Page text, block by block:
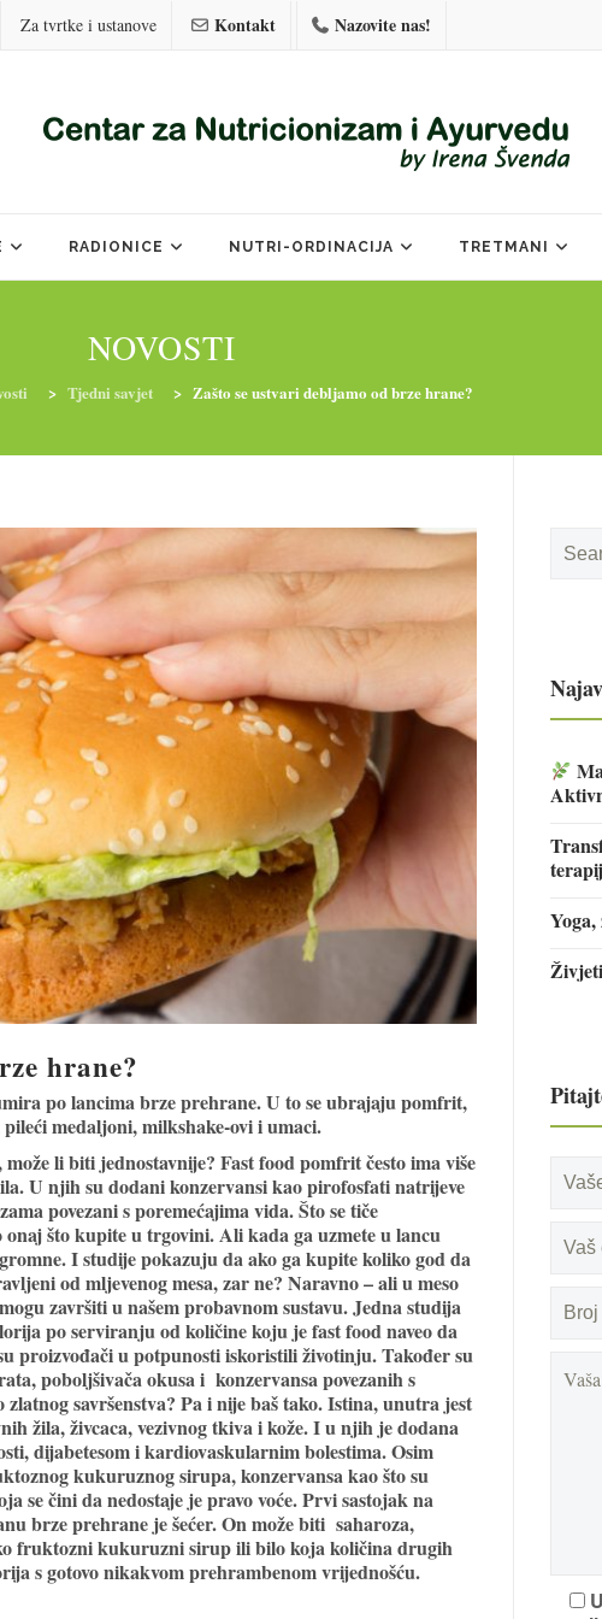
Za tvrtke i ustanove Kontakt Nazovite nas!
RADIONICE NUTRI-ORDINACIJA TRETMANI
NOVOSTI
> Tjedni savjet > Zašto se ustvari debljamo od brze hrane?
hrane?
po lancima brze prehrane. U to se ubrajaju pomfrit,
medaljoni, milkshake-ovi i umaci.
li biti jednostavnije? Fast food pomfrit često ima više
U njih su dodani konzervansi kao pirofosfati natrijeve
povezani s poremećajima vida. Što se tiče
što kupite u trgovini. Ali kada ga uzmete u lancu
I studije pokazuju da ako ga kupite koliko god da
od mljevenog mesa, zar ne? Naravno – ali u meso
završiti u našem probavnom sustavu. Jedna studija
po serviranju od količine koju je fast food naveo da
proizvođači u potpunosti iskoristili životinju. Također su
poboljšivača okusa i konzervansa povezanih s
savršenstva? Pa i nije baš tako. Istina, unutra jest
žila, živcaca, vezivnog tkiva i kože. I u njih je dodana
dijabetesom i kardiovaskularnim bolestima. Osim
kukuruznog sirupa, konzervansa kao što su
se čini da nedostaje je pravo voće. Prvi sastojak na
brze prehrane je šećer. On može biti saharoza,
fruktozni kukuruzni sirup ili bilo koja količina drugih
s gotovo nikakvom prehrambenom vrijednošću.
for: